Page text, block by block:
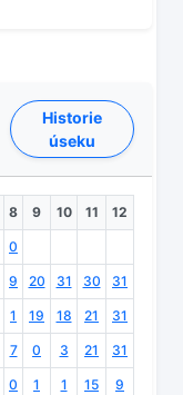
Historie
úseku
8 9 10 11 12
0
9 20 31 30 31
1 19 18 21 31
7 0 3 21 31
0 1 1 15 9